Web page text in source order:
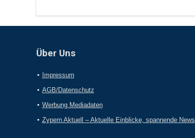
Über Uns
Impressum
AGB/Datenschutz
Werbung Mediadaten
Zypern Aktuell – Aktuelle Einblicke, spannende News